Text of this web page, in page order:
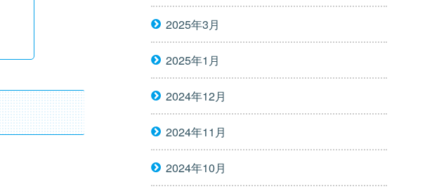
2025年3月
2025年1月
2024年12月
2024年11月
2024年10月